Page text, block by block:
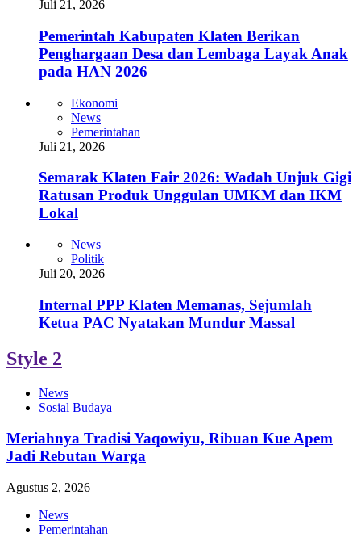
Juli 21, 2026
Pemerintah Kabupaten Klaten Berikan
Penghargaan Desa dan Lembaga Layak Anak
pada HAN 2026
Ekonomi
News
Pemerintahan
Juli 21, 2026
Semarak Klaten Fair 2026: Wadah Unjuk Gigi
Ratusan Produk Unggulan UMKM dan IKM
Lokal
News
Politik
Juli 20, 2026
Internal PPP Klaten Memanas, Sejumlah
Ketua PAC Nyatakan Mundur Massal
Style 2
News
Sosial Budaya
Meriahnya Tradisi Yaqowiyu, Ribuan Kue Apem
Jadi Rebutan Warga
Agustus 2, 2026
News
Pemerintahan